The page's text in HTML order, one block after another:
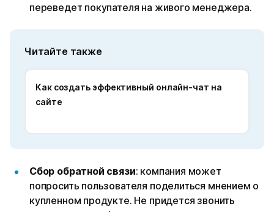
переведет покупателя на живого менеджера.
Читайте также
Как создать эффективный онлайн-чат на
сайте
Сбор обратной связи: компания может
попросить пользователя поделиться мнением о
купленном продукте. Не придется звонить